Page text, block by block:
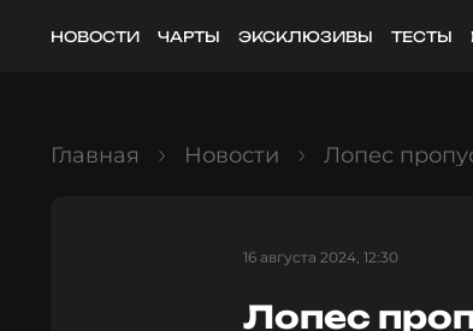
НОВОСТИ ЧАРТЫ ЭКСКЛЮЗИВЫ ТЕСТЫ
Главная Новости Лопес
16 августа 2024, 12:30
Лопес